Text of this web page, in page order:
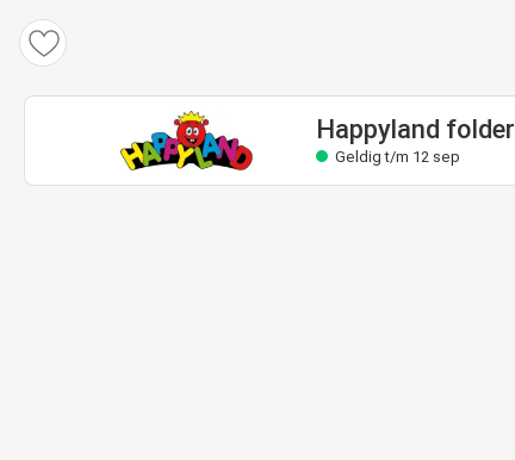
Happyland folder
Geldig t/m 12 sep